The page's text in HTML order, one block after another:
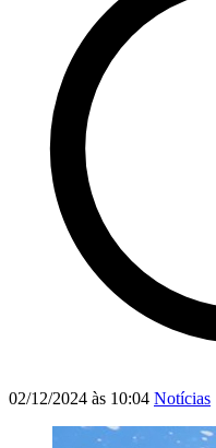
02/12/2024 às 10:04 Notícias